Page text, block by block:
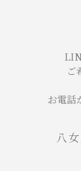
ご
お電話
八